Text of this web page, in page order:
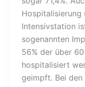
Hospitalisierung
Intensivstation
sogenannten
56% der über
hospitalisiert
geimpft. Bei